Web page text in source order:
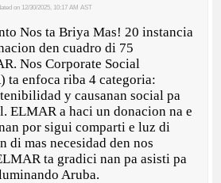
on 12/30/2025, 10:17 AM AST
Nos ta Briya Mas! 20 instancia
den cuadro di 75
Nos Corporate Social
ta enfoca riba 4 categoria:
y causanan social pa
ELMAR a haci un donacion na e
por sigui comparti e luz di
di mas necesidad den nos
ta gradici nan pa asisti pa
Aruba.